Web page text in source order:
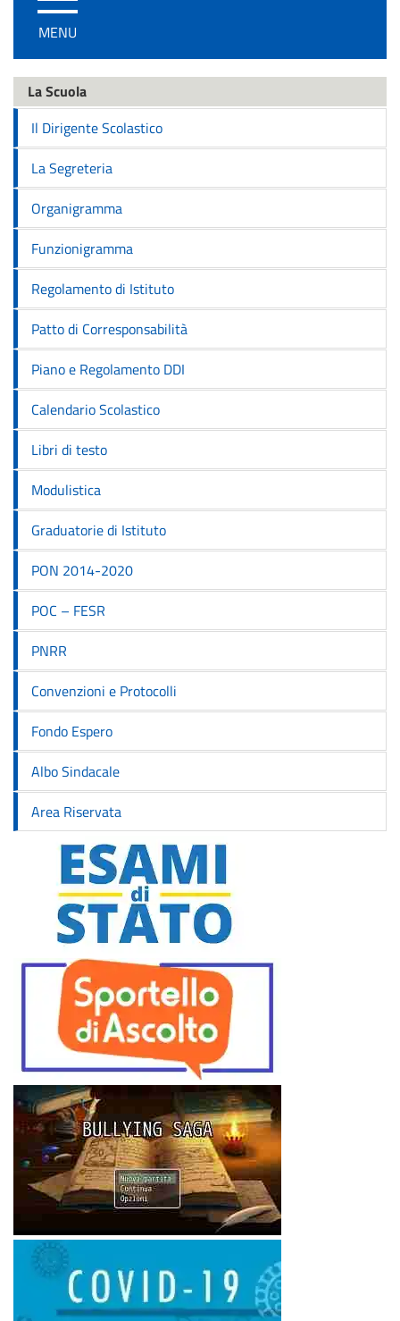
/
disattiva
navigazione
MENU
La Scuola
Il Dirigente Scolastico
La Segreteria
Organigramma
Funzionigramma
Regolamento di Istituto
Patto di Corresponsabilità
Piano e Regolamento DDI
Calendario Scolastico
Libri di testo
Modulistica
Graduatorie di Istituto
PON 2014-2020
POC – FESR
PNRR
Convenzioni e Protocolli
Fondo Espero
Albo Sindacale
Area Riservata